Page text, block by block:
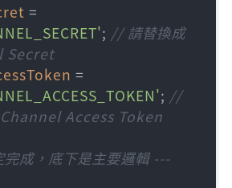
; // 請替換成
Secret
; //
Channel Access Token
成，底下是主要邏輯 ---